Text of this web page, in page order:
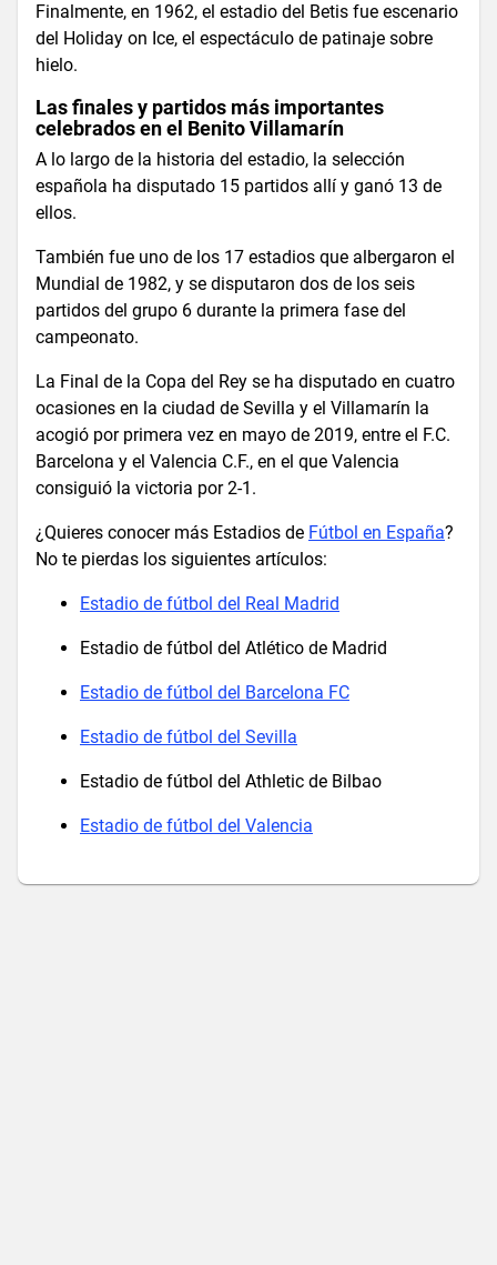
Finalmente, en 1962, el estadio del Betis fue escenario
del Holiday on Ice, el espectáculo de patinaje sobre
hielo.
Las finales y partidos más importantes
celebrados en el Benito Villamarín
A lo largo de la historia del estadio, la selección
española ha disputado 15 partidos allí y ganó 13 de
ellos.
También fue uno de los 17 estadios que albergaron el
Mundial de 1982, y se disputaron dos de los seis
partidos del grupo 6 durante la primera fase del
campeonato.
La Final de la Copa del Rey se ha disputado en cuatro
ocasiones en la ciudad de Sevilla y el Villamarín la
acogió por primera vez en mayo de 2019, entre el F.C.
Barcelona y el Valencia C.F., en el que Valencia
consiguió la victoria por 2-1.
¿Quieres conocer más Estadios de Fútbol en España?
No te pierdas los siguientes artículos:
Estadio de fútbol del Real Madrid
Estadio de fútbol del Atlético de Madrid
Estadio de fútbol del Barcelona FC
Estadio de fútbol del Sevilla
Estadio de fútbol del Athletic de Bilbao
Estadio de fútbol del Valencia